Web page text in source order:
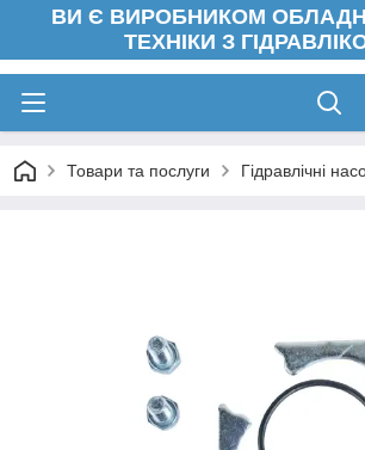
ВИ Є ВИРОБНИКОМ
ТЕХНІКИ З
Товари та послуги Гідравлічні